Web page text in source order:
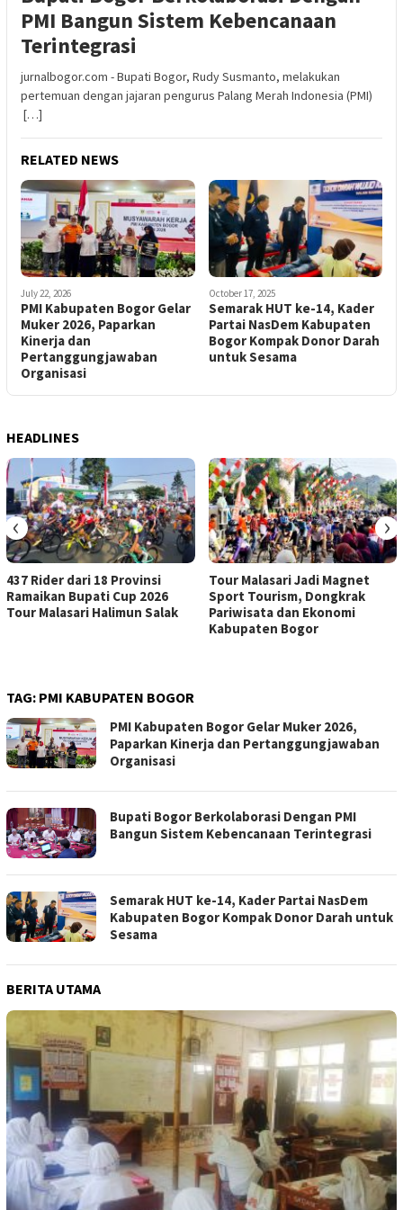
PMI Bangun Sistem Kebencanaan
Terintegrasi
jurnalbogor.com - Bupati Bogor, Rudy Susmanto, melakukan
pertemuan dengan jajaran pengurus Palang Merah Indonesia (PMI)
[…]
RELATED NEWS
July 22, 2026
PMI Kabupaten Bogor Gelar
Muker 2026, Paparkan
Kinerja dan
Pertanggungjawaban
Organisasi
October 17, 2025
Semarak HUT ke-14, Kader
Partai NasDem Kabupaten
Bogor Kompak Donor Darah
untuk Sesama
HEADLINES
437 Rider dari 18 Provinsi
Ramaikan Bupati Cup 2026
Tour Malasari Halimun Salak
Tour Malasari Jadi Magnet
Sport Tourism, Dongkrak
Pariwisata dan Ekonomi
Kabupaten Bogor
‹ ›
TAG: PMI KABUPATEN BOGOR
PMI Kabupaten Bogor Gelar Muker 2026,
Paparkan Kinerja dan Pertanggungjawaban
Organisasi
Bupati Bogor Berkolaborasi Dengan PMI
Bangun Sistem Kebencanaan Terintegrasi
Semarak HUT ke-14, Kader Partai NasDem
Kabupaten Bogor Kompak Donor Darah untuk
Sesama
BERITA UTAMA